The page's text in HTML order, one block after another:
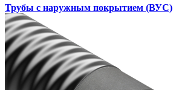
Трубы с наружным покрытием (ВУС)